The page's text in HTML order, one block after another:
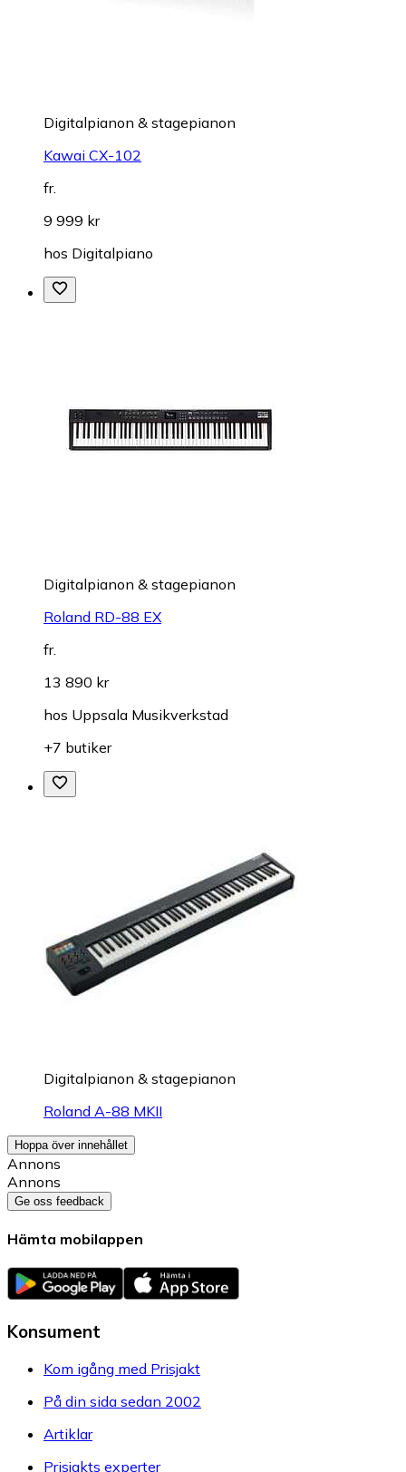
Digitalpianon & stagepianon
Kawai CX-102
fr.
9 999 kr
hos Digitalpiano
Digitalpianon & stagepianon
Roland RD-88 EX
fr.
13 890 kr
hos Uppsala Musikverkstad
+7 butiker
Digitalpianon & stagepianon
Roland A-88 MKII
Hoppa över innehållet
Annons
Annons
Ge oss feedback
Hämta mobilappen
Konsument
Kom igång med Prisjakt
På din sida sedan 2002
Artiklar
Prisjakts experter